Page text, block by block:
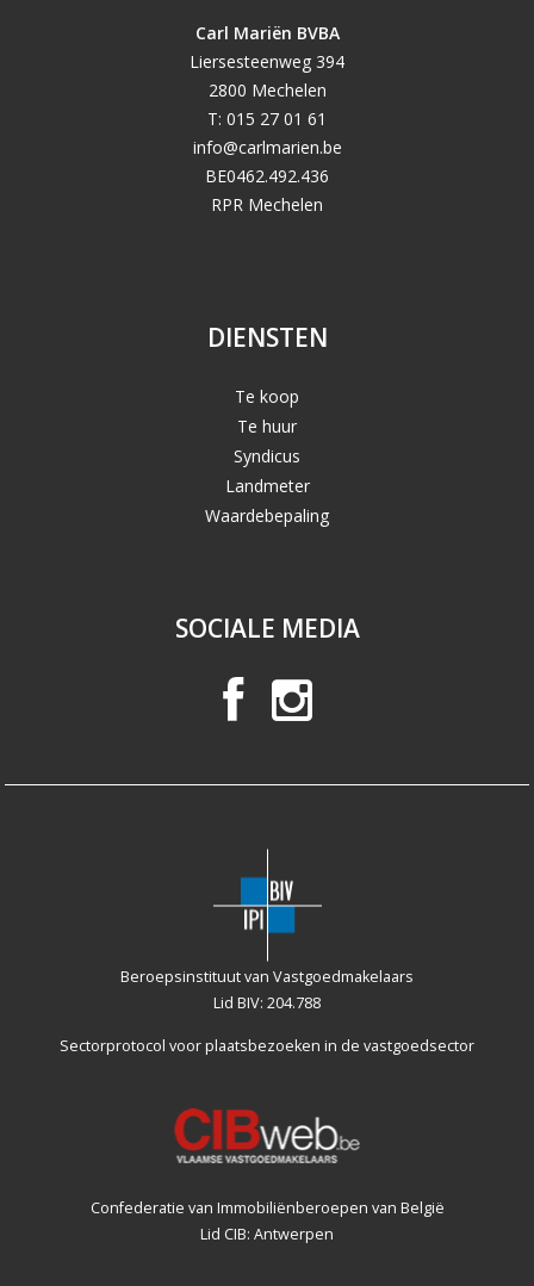
Carl Mariën BVBA
Liersesteenweg 394
2800 Mechelen
T: 015 27 01 61
info@carlmarien.be
BE0462.492.436
RPR Mechelen
DIENSTEN
Te koop
Te huur
Syndicus
Landmeter
Waardebepaling
SOCIALE MEDIA
Beroepsinstituut van Vastgoedmakelaars
Lid BIV: 204.788
Sectorprotocol voor plaatsbezoeken in de vastgoedsector
Confederatie van Immobiliënberoepen van België
Lid CIB: Antwerpen